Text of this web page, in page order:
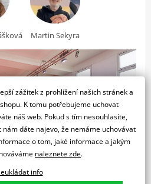
výkonem díky silnému
motoru, který poskytuje
a středním rozsahu pro
Je také efektivní a šetrný k
hladkým chodem, solidním zátahem
LED
obnoveným moderním
a kompaktní konstrukce zlepšuje
LED osvětlení a směrovky zvyšují
vstřikování paliva
mm
Martin Sekyra
zážitek z prohlížení našich stránek a
K tomu potřebujeme uchovat
náš web. Pokud s tím nesouhlasíte,
dáte najevo, že nemáme uchovávat
o tom, jaké informace a jakým
naleznete zde.
info